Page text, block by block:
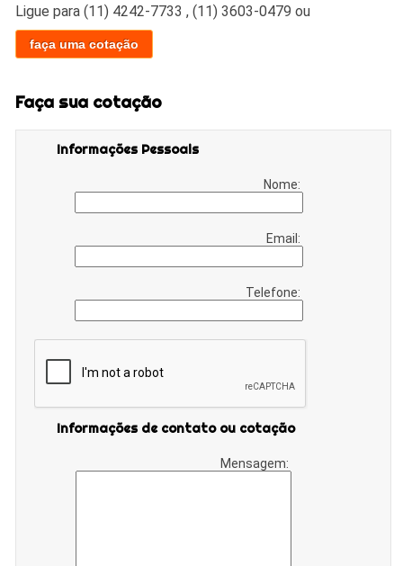
Ligue para(11) 4242-7733 ,(11) 3603-0479 ou
faça uma cotação
Faça sua cotação
Informações Pessoais
Nome:
Email:
Telefone:
Informações de contato ou cotação
Mensagem: